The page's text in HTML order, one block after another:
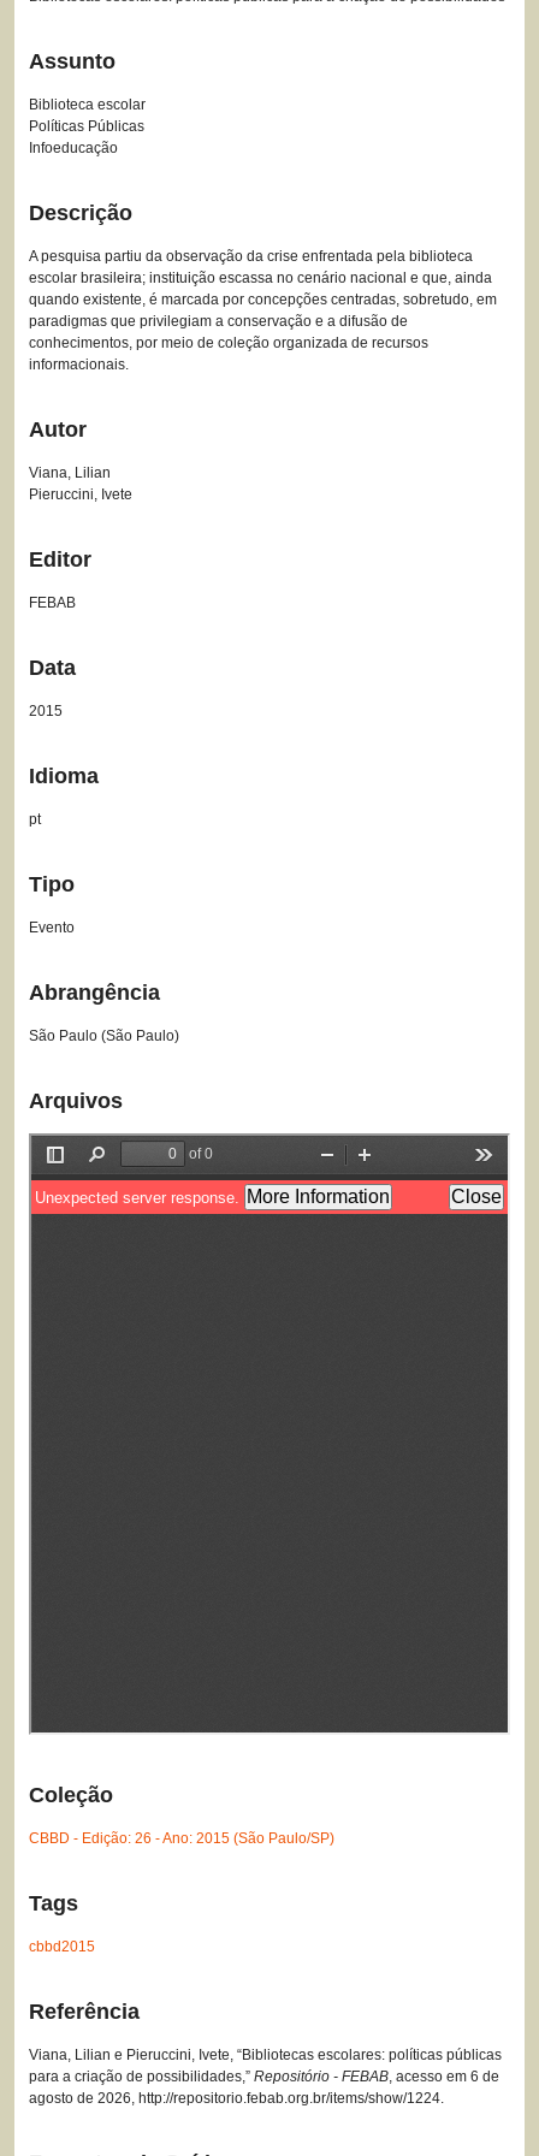
Assunto
Biblioteca escolar
Políticas Públicas
Infoeducação
Descrição
A pesquisa partiu da observação da crise enfrentada pela biblioteca
escolar brasileira; instituição escassa no cenário nacional e que, ainda
quando existente, é marcada por concepções centradas, sobretudo, em
paradigmas que privilegiam a conservação e a difusão de
conhecimentos, por meio de coleção organizada de recursos
informacionais.
Autor
Viana, Lilian
Pieruccini, Ivete
Editor
FEBAB
Data
2015
Idioma
pt
Tipo
Evento
Abrangência
São Paulo (São Paulo)
Arquivos
Coleção
CBBD - Edição: 26 - Ano: 2015 (São Paulo/SP)
Tags
cbbd2015
Referência
Viana, Lilian e Pieruccini, Ivete, “Bibliotecas escolares: políticas públicas
para a criação de possibilidades,” Repositório - FEBAB, acesso em 6 de
agosto de 2026, http://repositorio.febab.org.br/items/show/1224.